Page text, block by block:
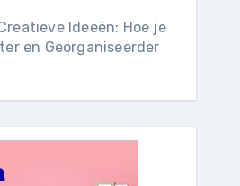
Ideeën: Hoe je
en Georganiseerder